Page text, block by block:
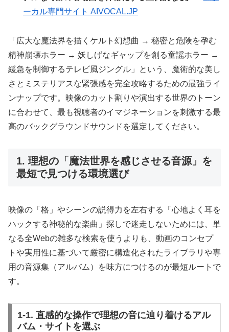
ーカル専門サイト AIVOCAL.JP
「広大な魔法界を描くケルト幻想曲 → 秘密と危険を孕む
精神崩壊ホラー → 妖しげなギャップを創る童謡ホラー →
緩急を制御するテレビ風ジングル」という、魔術的な美し
さとミステリアスな緊張感を完全攻略するための最強ライ
ンナップです。映像のカット割りや演出する世界のトーン
に合わせて、最も視聴者のイマジネーションを刺激する最
高のバックグラウンドサウンドを選定してください。
1. 理想の「魔法世界を感じさせる音源」を
最短で見つける環境選び
映像の「格」やシーンの説得力を左右する「心地よく耳を
ハックする神秘的な楽曲」探しで迷走しないためには、単
なる全Webの雑多な検索を使うよりも、動画のコンセプ
トや実用性に基づいて厳密に構造化されたライブラリや専
用の音源集（アルバム）を味方につけるのが最短ルートで
す。
1-1. 直感的な操作で理想の音に辿り着けるアル
バム・サイトを選ぶ